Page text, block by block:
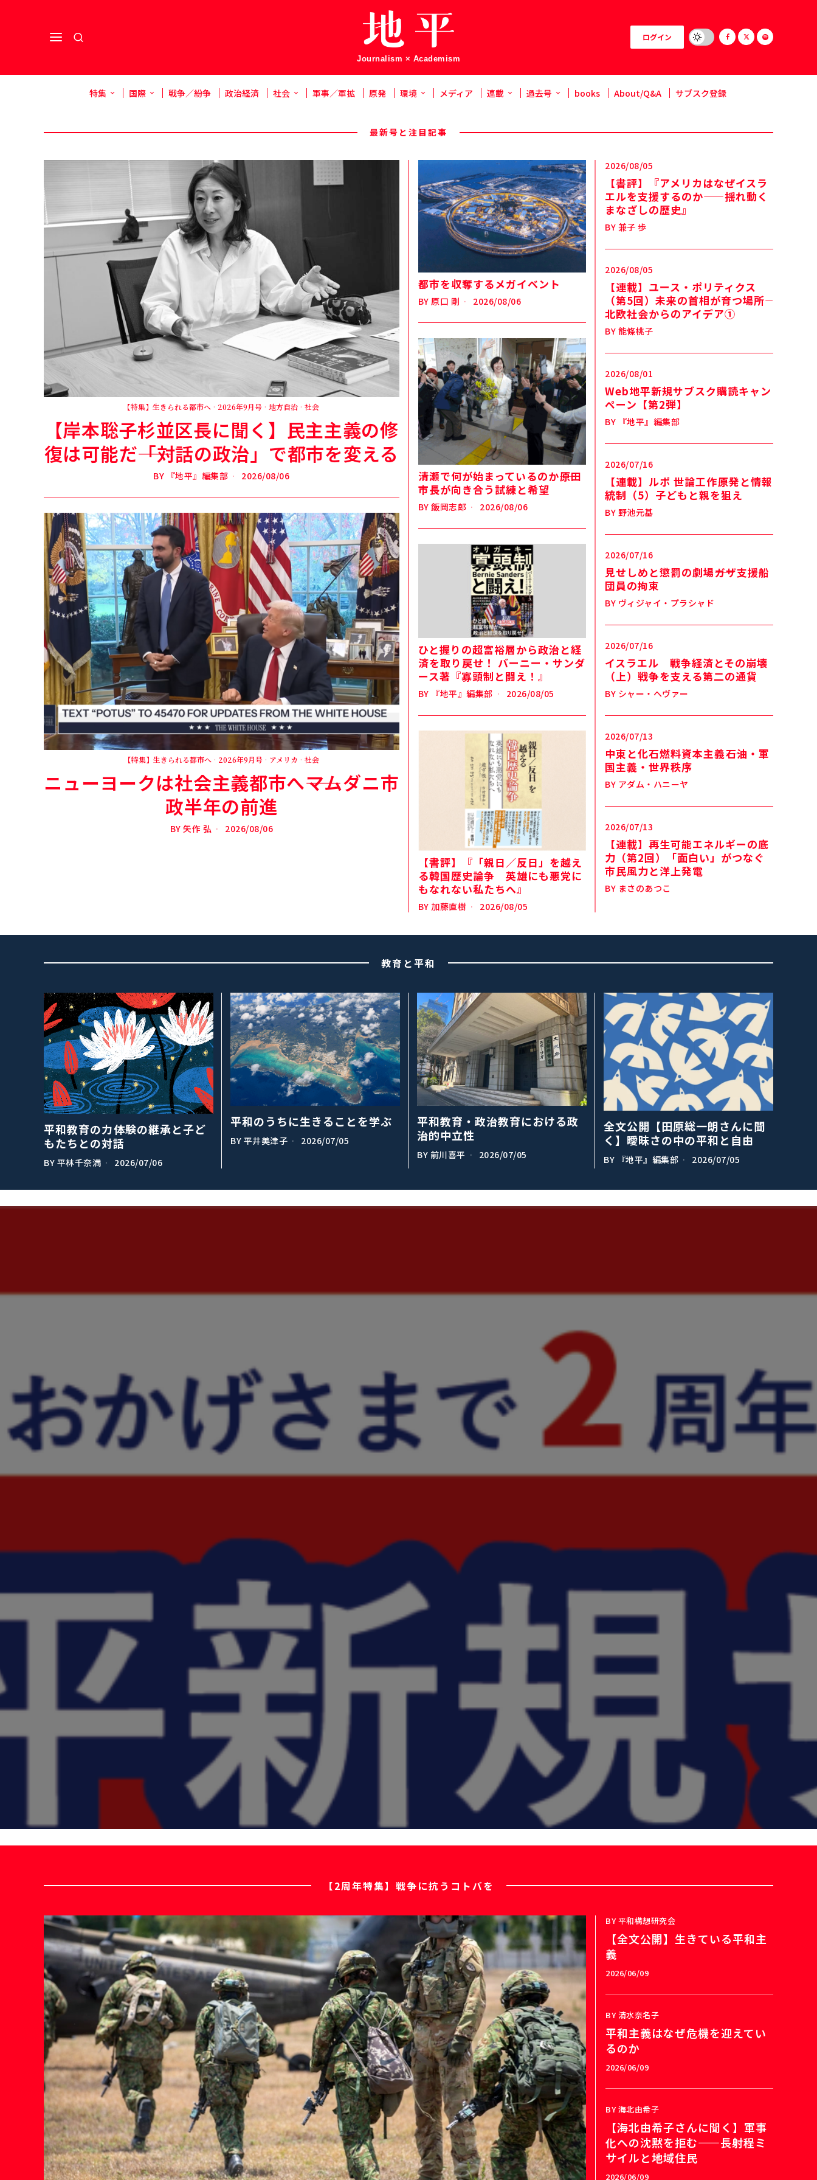
Journalism × Academism
ログイン
特集 国際 戦争／紛争 政治経済 社会 軍事／軍拡 原発 環境 メディア 連載 過去号 books About/Q&A サブスク登録
最新号と注目記事
【特集】生きられる都市へ · 2026年9月号 · 地方自治 · 社会
【岸本聡子杉並区長に聞く】民主主義の修
復は可能だ――「対話の政治」で都市を変える
BY 『地平』編集部 2026/08/06
【特集】生きられる都市へ · 2026年9月号 · アメリカ · 社会
ニューヨークは社会主義都市へ――マムダニ市
政半年の前進
BY 矢作 弘 2026/08/06
都市を収奪するメガイベント
BY 原口 剛 2026/08/06
清瀬で何が始まっているのか――原田
市長が向き合う試練と希望
BY 飯岡志郎 2026/08/06
ひと握りの超富裕層から政治と経
済を取り戻せ！ バーニー・サンダ
ース著『寡頭制と闘え！』
BY 『地平』編集部 2026/08/05
【書評】『「親日／反日」を越え
る韓国歴史論争 英雄にも悪党に
もなれない私たちへ』
BY 加藤直樹 2026/08/05
2026/08/05
【書評】『アメリカはなぜイスラ
エルを支援するのか——揺れ動く
まなざしの歴史』
BY 兼子 歩
2026/08/05
【連載】ユース・ポリティクス
（第5回）未来の首相が育つ場所――
北欧社会からのアイデア①
BY 能條桃子
2026/08/01
Web地平新規サブスク購読キャン
ペーン【第2弾】
BY 『地平』編集部
2026/07/16
【連載】ルポ 世論工作――原発と情報
統制（5）子どもと親を狙え
BY 野池元基
2026/07/16
見せしめと懲罰の劇場――ガザ支援船
団員の拘束
BY ヴィジャイ・プラシャド
2026/07/16
イスラエル 戦争経済とその崩壊
（上）戦争を支える第二の通貨
BY シャー・へヴァー
2026/07/13
中東と化石燃料資本主義――石油・軍
国主義・世界秩序
BY アダム・ハニーヤ
2026/07/13
【連載】再生可能エネルギーの底
力（第2回）「面白い」がつなぐ
市民風力と洋上発電
BY まさのあつこ
教育と平和
平和教育の力――体験の継承と子ど
もたちとの対話
BY 平林千奈満 2026/07/06
平和のうちに生きることを学ぶ
BY 平井美津子 2026/07/05
平和教育・政治教育における政
治的中立性
BY 前川喜平 2026/07/05
全文公開【田原総一朗さんに聞
く】曖昧さの中の平和と自由
BY 『地平』編集部 2026/07/05
【2周年特集】戦争に抗うコトバを
BY平和構想研究会
【全文公開】生きている平和主
義
2026/06/09
BY 清水奈名子
平和主義はなぜ危機を迎えてい
るのか
2026/06/09
BY海北由希子
【海北由希子さんに聞く】軍事
化への沈黙を拒む——長射程ミ
サイルと地域住民
2026/06/09